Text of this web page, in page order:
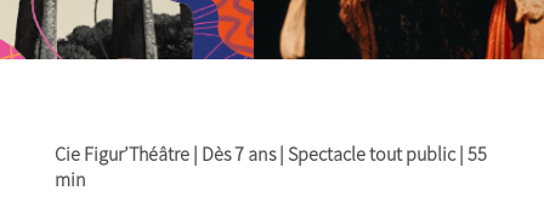
Cie Figur’Théâtre | Dès 7 ans | Spectacle tout public | 55
min